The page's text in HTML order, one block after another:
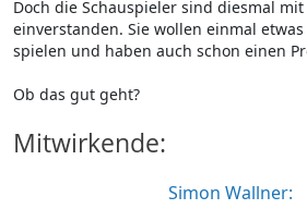
Doch die Schauspieler sind diesmal
einverstanden. Sie wollen einmal
spielen und haben auch schon einen
Ob das gut geht?
Mitwirkende:
Simon Wallner: